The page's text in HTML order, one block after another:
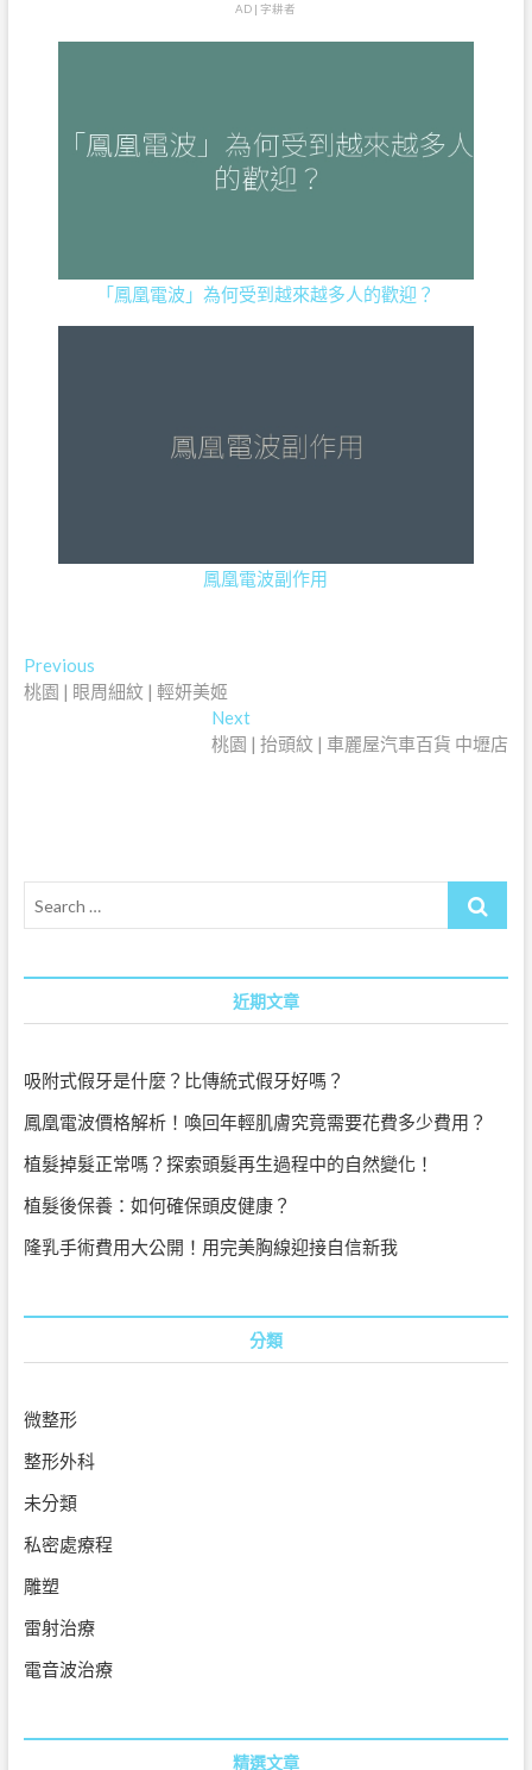
AD | 字耕者
「鳳凰電波」為何受到越來越多人的歡迎？
鳳凰電波副作用
文
章
PreviousPrevious
post:
桃園 | 眼周細紋 | 輕妍美姬
NextNext
post:
桃園 | 抬頭紋 | 車麗屋汽車百貨 中壢店
Search
近期文章
吸附式假牙是什麼？比傳統式假牙好嗎？
鳳凰電波價格解析！喚回年輕肌膚究竟需要花費多少費用？
植髮掉髮正常嗎？探索頭髮再生過程中的自然變化！
植髮後保養：如何確保頭皮健康？
隆乳手術費用大公開！用完美胸線迎接自信新我
分類
微整形
整形外科
未分類
私密處療程
雕塑
雷射治療
電音波治療
精選文章